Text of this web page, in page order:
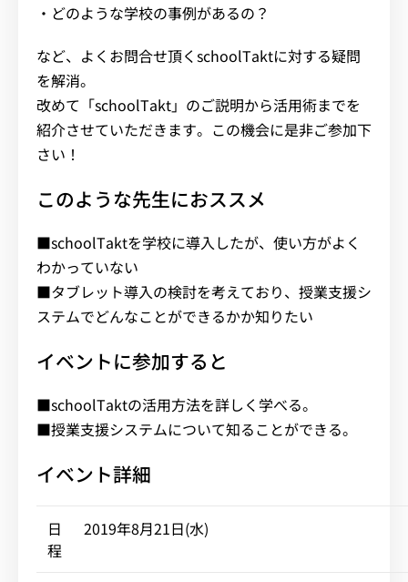
・どのような学校の事例があるの？
など、よくお問合せ頂くschoolTaktに対する疑問
を解消。
改めて「schoolTakt」のご説明から活用術までを
紹介させていただきます。この機会に是非ご参加下
さい！
このような先生におススメ
■schoolTaktを学校に導入したが、使い方がよく
わかっていない
■タブレット導入の検討を考えており、授業支援シ
ステムでどんなことができるかか知りたい
イベントに参加すると
■schoolTaktの活用方法を詳しく学べる。
■授業支援システムについて知ることができる。
イベント詳細
日
程
2019年8月21日(水)